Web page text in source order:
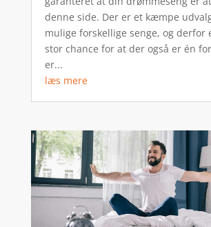
denne side. Der er et kæmpe
mulige forskellige senge, og derfor
stor chance for at der også er én
er...
læs mere